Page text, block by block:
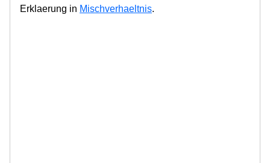
Erklaerung in Mischverhaeltnis.